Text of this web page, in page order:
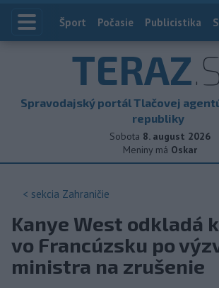
Index
Šport Počasie Publicistika
TERAZ
Spravodajský portál Tlačovej
republiky
Sobota 8. august 2026
Meniny má Oskar
< sekcia Zahraničie
Kanye West odkladá
vo Francúzsku po
ministra na zrušenie